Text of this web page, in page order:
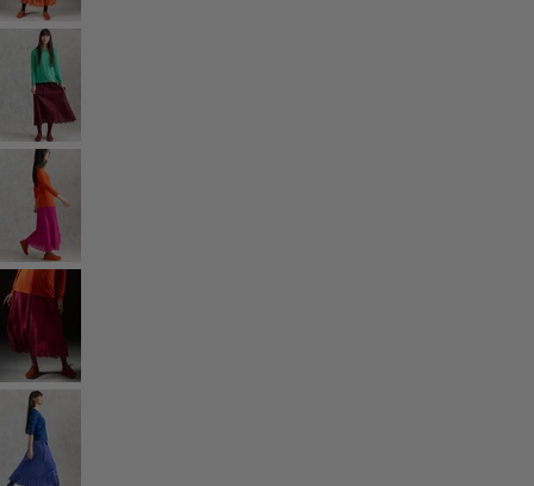
Kollektionen
Der Kimono im Fokus
Monsoon
Weite Felder
Coimbatore
Gudrun-Klassiker
Sonnenblumen für UNHCR